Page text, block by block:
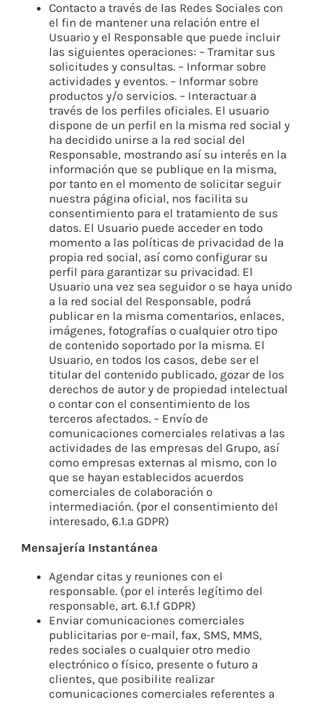
Contacto a través de las Redes Sociales con
el fin de mantener una relación entre el
Usuario y el Responsable que puede incluir
las siguientes operaciones: – Tramitar sus
solicitudes y consultas. – Informar sobre
actividades y eventos. – Informar sobre
productos y/o servicios. – Interactuar a
través de los perfiles oficiales. El usuario
dispone de un perfil en la misma red social y
ha decidido unirse a la red social del
Responsable, mostrando así su interés en la
información que se publique en la misma,
por tanto en el momento de solicitar seguir
nuestra página oficial, nos facilita su
consentimiento para el tratamiento de sus
datos. El Usuario puede acceder en todo
momento a las políticas de privacidad de la
propia red social, así como configurar su
perfil para garantizar su privacidad. El
Usuario una vez sea seguidor o se haya unido
a la red social del Responsable, podrá
publicar en la misma comentarios, enlaces,
imágenes, fotografías o cualquier otro tipo
de contenido soportado por la misma. El
Usuario, en todos los casos, debe ser el
titular del contenido publicado, gozar de los
derechos de autor y de propiedad intelectual
o contar con el consentimiento de los
terceros afectados. – Envío de
comunicaciones comerciales relativas a las
actividades de las empresas del Grupo, así
como empresas externas al mismo, con lo
que se hayan establecidos acuerdos
comerciales de colaboración o
intermediación. (por el consentimiento del
interesado, 6.1.a GDPR)
Mensajería Instantánea
Agendar citas y reuniones con el
responsable. (por el interés legítimo del
responsable, art. 6.1.f GDPR)
Enviar comunicaciones comerciales
publicitarias por e-mail, fax, SMS, MMS,
redes sociales o cualquier otro medio
electrónico o físico, presente o futuro a
clientes, que posibilite realizar
comunicaciones comerciales referentes a